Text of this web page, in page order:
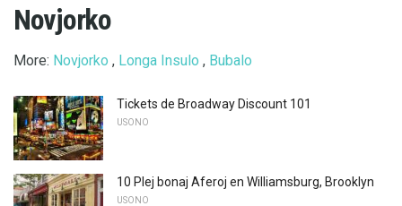
Novjorko
More: Novjorko , Longa Insulo , Bubalo
Tickets de Broadway Discount 101
USONO
10 Plej bonaj Aferoj en Williamsburg, Brooklyn
USONO